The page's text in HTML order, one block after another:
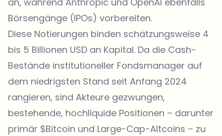
Börsengänge (IPOs) vorbereiten.
Diese Notierungen binden schätzungsweise 4
bis 5 Billionen USD an Kapital. Da die Cash-
Bestände institutioneller Fondsmanager auf
dem niedrigsten Stand seit Anfang 2024
rangieren, sind Akteure gezwungen,
bestehende, hochliquide Positionen – darunter
primär $Bitcoin und Large-Cap-Altcoins – zu